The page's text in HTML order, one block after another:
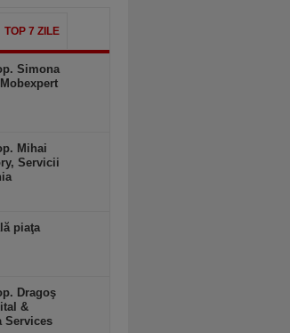
TOP 7 ZILE
Simona
Mihai
Servicii
piaţa
Dragoş
&
Services